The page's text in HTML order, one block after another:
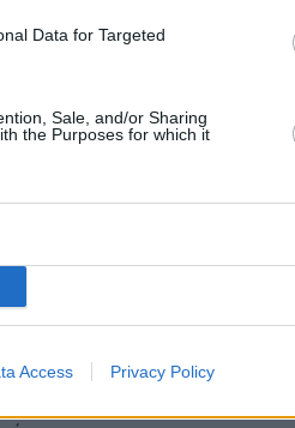
Data for Targeted
Sale, and/or Sharing
the Purposes for which it
Access Privacy Policy
Newsκαι μάθετε πρώτοι